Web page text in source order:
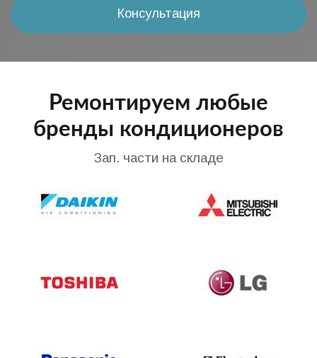
Консультация
Ремонтируем любые
бренды кондиционеров
Зап. части на складе